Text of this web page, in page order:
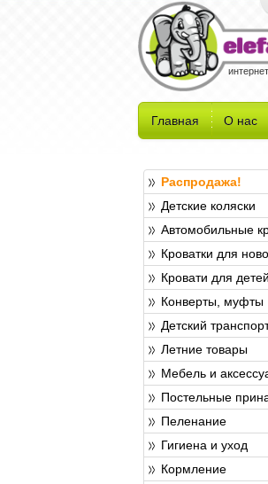
Главная О нас
Распродажа!
Детские коляски
Автомобильные
Кроватки для
Кровати для
Конверты, муфты
Детский
Летние товары
Мебель и
Постельные
Пеленание
Гигиена и уход
Кормление